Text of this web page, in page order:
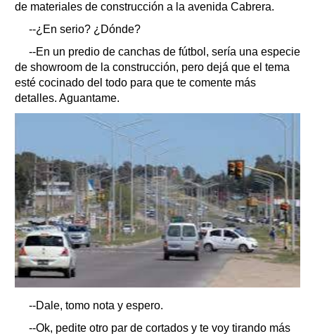
de materiales de construcción a la avenida Cabrera.
--¿En serio? ¿Dónde?
--En un predio de canchas de fútbol, sería una especie
de showroom de la construcción, pero dejá que el tema
esté cocinado del todo para que te comente más
detalles. Aguantame.
--Dale, tomo nota y espero.
--Ok, pedite otro par de cortados y te voy tirando más